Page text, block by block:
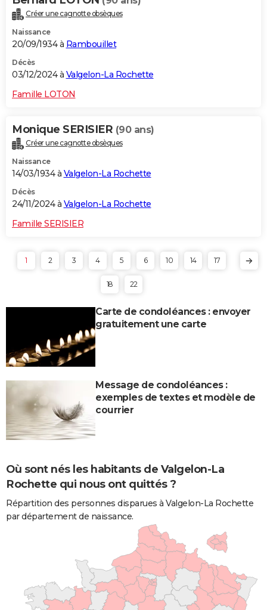
Créer une cagnotte obsèques
Naissance
20/09/1934 à Rambouillet
Décès
03/12/2024 à Valgelon-La Rochette
Famille LOTON
Monique SERISIER (90 ans)
Créer une cagnotte obsèques
Naissance
14/03/1934 à Valgelon-La Rochette
Décès
24/11/2024 à Valgelon-La Rochette
Famille SERISIER
1 2 3 4 5 6 10 14 17
18 22
Carte de condoléances : envoyer
gratuitement une carte
Message de condoléances :
exemples de textes et modèle de
courrier
Où sont nés les habitants de Valgelon-La
Rochette qui nous ont quittés ?
Répartition des personnes disparues à Valgelon-La Rochette
par département de naissance.